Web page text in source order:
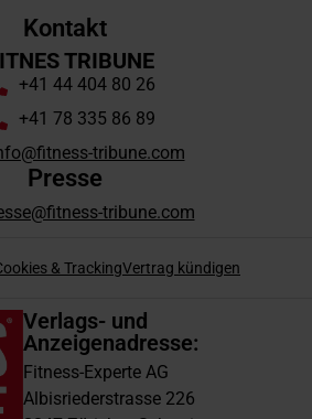
Verlags- und
Anzeigenadresse:
Fitness-Experte AG
Albisriederstrasse 226
Kontakt
TRIBUNE
+41 44 404 80 26
+41 78 335 86 89
tribune.com
Presse
tribune.com
& TrackingVertrag kündigen